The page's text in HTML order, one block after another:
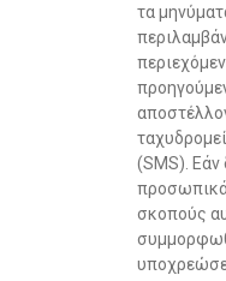
τα
(SMS). Εάν
προσωπικά
σκοπούς